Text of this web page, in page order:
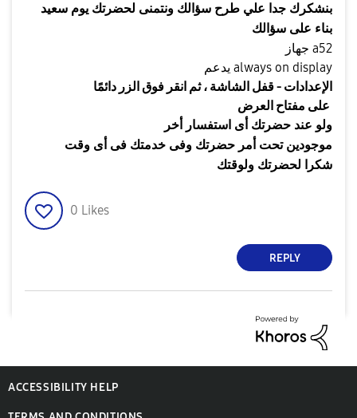
بنشكرك جدا علي طرح سؤالك ونتمنى لحضرتك يوم سعيد
بناء على سؤالك
جهاز a52
يدعم always on display
الإعدادات - قفل الشاشة ، ثم انقر فوق الزر دائمًا
ولو عند حضرتك أى استفسار أخر
موجودين تحت أمر حضرتك وفى خدمتك فى أى وقت
شكرا لحضرتك ولوقتك
0 Likes
REPLY
ACCESSIBILITY HELP